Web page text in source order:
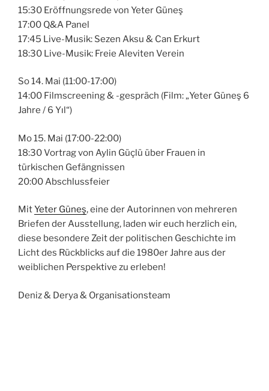
15:30 Eröffnungsrede von Yeter Güneş
17:00 Q&A Panel
17:45 Live-Musik: Sezen Aksu & Can Erkurt
18:30 Live-Musik: Freie Aleviten Verein
So 14. Mai (11:00-17:00)
14:00 Filmscreening & -gespräch (Film: „Yeter Güneş 6
Jahre / 6 Yıl“)
Mo 15. Mai (17:00-22:00)
18:30 Vortrag von Aylin Güçlü über Frauen in
türkischen Gefängnissen
20:00 Abschlussfeier
MitYeter Güneş, eine der Autorinnen von mehreren
Briefen der Ausstellung, laden wir euch herzlich ein,
diese besondere Zeit der politischen Geschichte im
Licht des Rückblicks auf die 1980er Jahre aus der
weiblichen Perspektive zu erleben!
Deniz & Derya & Organisationsteam